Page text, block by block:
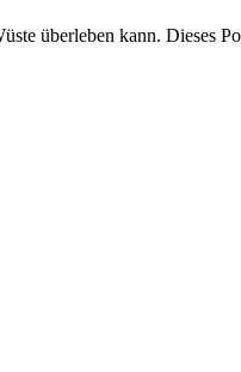
überleben kann. Dieses